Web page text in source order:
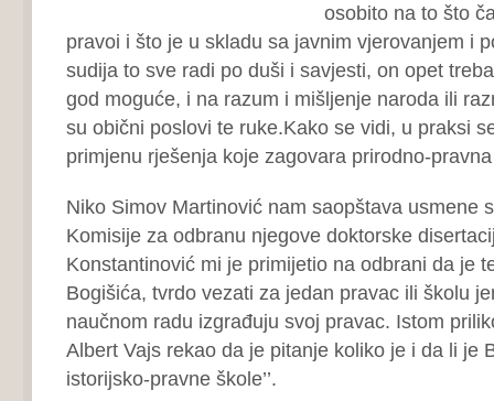
osobito na to što
pravoi i što je u skladu sa javnim vjerovanjem i
sudija to sve radi po duši i savjesti, on opet
god moguće, i na razum i mišljenje naroda ili
su obični poslovi te ruke.Kako se vidi, u praksi
primjenu rješenja koje zagovara prirodno-
Niko Simov Martinović nam saopštava usmene
Komisije za odbranu njegove doktorske
Konstantinović mi je primijetio na odbrani da je
Bogišića, tvrdo vezati za jedan pravac ili školu
naučnom radu izgrađuju svoj pravac. Istom
Albert Vajs rekao da je pitanje koliko je i da li je
istorijsko-pravne škole’’.